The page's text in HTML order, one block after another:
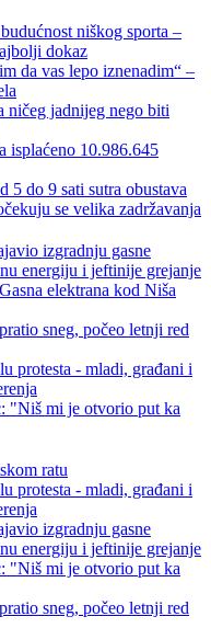
niškog sporta –
dokaz
da vas lepo iznenadim“ –
ničeg jadnijeg nego biti
isplaćeno 10.986.645
do 9 sati sutra obustava
se velika zadržavanja
izgradnju gasne
energiju i jeftinije grejanje
elektrana kod Niša
sneg, počeo letnji red
protesta - mladi, građani i
"Niš mi je otvorio put ka
ratu
protesta - mladi, građani i
izgradnju gasne
energiju i jeftinije grejanje
"Niš mi je otvorio put ka
sneg, počeo letnji red